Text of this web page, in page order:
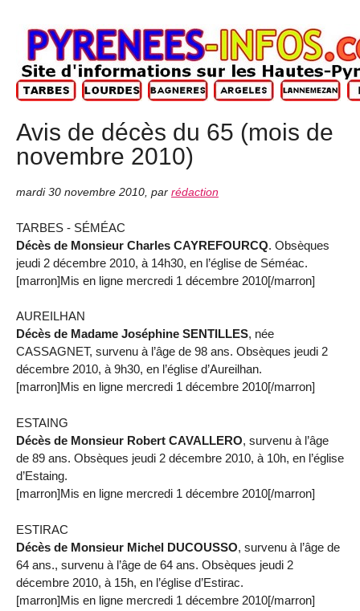
Avis de décès du 65 (mois de
novembre 2010)
mardi 30 novembre 2010 par rédaction
TARBES - SÉMÉAC
Décès de Monsieur Charles CAYREFOURCQ. Obsèques
jeudi 2 décembre 2010, à 14h30, en l’église de Séméac.
[marron]Mis en ligne mercredi 1 décembre 2010[/marron]
AUREILHAN
Décès de Madame Joséphine SENTILLES, née
CASSAGNET, survenu à l’âge de 98 ans. Obsèques jeudi 2
décembre 2010, à 9h30, en l’église d’Aureilhan.
[marron]Mis en ligne mercredi 1 décembre 2010[/marron]
ESTAING
Décès de Monsieur Robert CAVALLERO, survenu à l’âge
de 89 ans. Obsèques jeudi 2 décembre 2010, à 10h, en l’église
d’Estaing.
[marron]Mis en ligne mercredi 1 décembre 2010[/marron]
ESTIRAC
Décès de Monsieur Michel DUCOUSSO, survenu à l’âge de
64 ans., survenu à l’âge de 64 ans. Obsèques jeudi 2
décembre 2010, à 15h, en l’église d’Estirac.
[marron]Mis en ligne mercredi 1 décembre 2010[/marron]